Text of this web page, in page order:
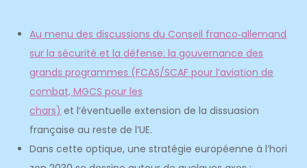
Au menu des discussions du Conseil franco‑allemand
sur la sécurité et la défense: la gouvernance des
grands programmes (FCAS/SCAF pour l’aviation de
combat, MGCS pour les
chars) et l’éventuelle extension de la dissuasion
française au reste de l’UE.
Dans cette optique, une stratégie européenne à l’hori